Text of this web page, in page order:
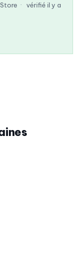
·
vérifié il y a